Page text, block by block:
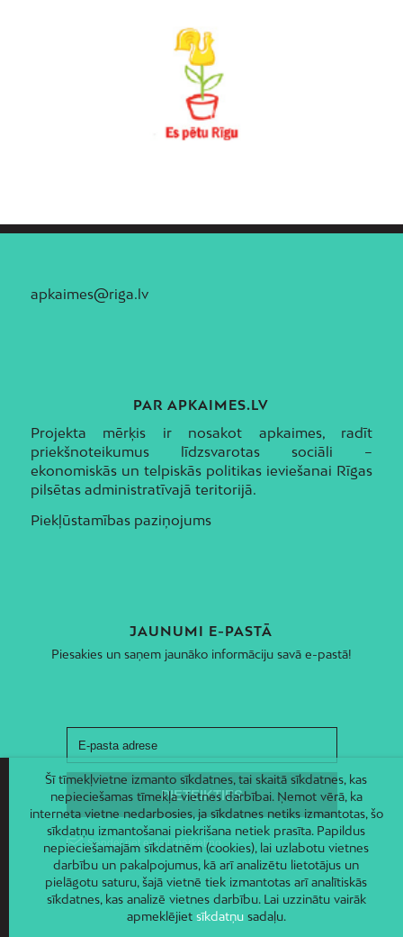
apkaimes@riga.lv
PAR APKAIMES.LV
Projekta mērķis ir nosakot apkaimes, radīt
priekšnoteikumus līdzsvarotas sociāli –
ekonomiskās un telpiskās politikas ieviešanai Rīgas
pilsētas administratīvajā teritorijā.
Piekļūstamības paziņojums
JAUNUMI E-PASTĀ
Piesakies un saņem jaunāko informāciju savā e-pastā!
Šī tīmekļvietne izmanto sīkdatnes, tai skaitā sīkdatnes, kas
nepieciešamas tīmekļa vietnes darbībai. Ņemot vērā, ka
interneta vietne nedarbosies, ja sīkdatnes netiks izmantotas, šo
sīkdatņu izmantošanai piekrišana netiek prasīta. Papildus
nepieciešamajām sīkdatnēm (cookies), lai uzlabotu vietnes
darbību un pakalpojumus, kā arī analizētu lietotājus un
pielāgotu saturu, šajā vietnē tiek izmantotas arī analītiskās
sīkdatnes, kas analizē vietnes darbību. Lai uzzinātu vairāk
apmeklējiet sīkdatņusadaļu.